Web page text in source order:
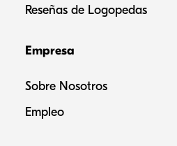
Reseñas de Logopedas
Empresa
Sobre Nosotros
Empleo